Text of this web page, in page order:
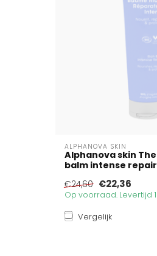
ALPHANOVA SKIN
Alphanova skin
balm intense
€24,60 €22,36
Op voorraad. Levertijd
Vergelijk